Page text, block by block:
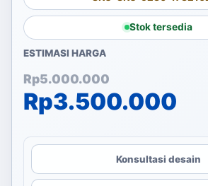
Stok tersedia
ESTIMASI HARGA
Rp5.000.000
Harga aslinya
Rp3.500.000
Harga saat ini
Konsultasi desain